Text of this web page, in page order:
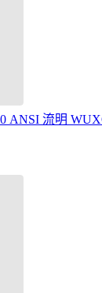
ANSI 流明